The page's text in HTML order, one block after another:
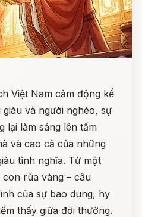
Việt Nam cảm động kể
và người nghèo, sự
lại làm sáng lên tấm
và cao cả của những
tình nghĩa. Từ một
rùa vàng – câu
của sự bao dung, hy
thấy giữa đời thường.